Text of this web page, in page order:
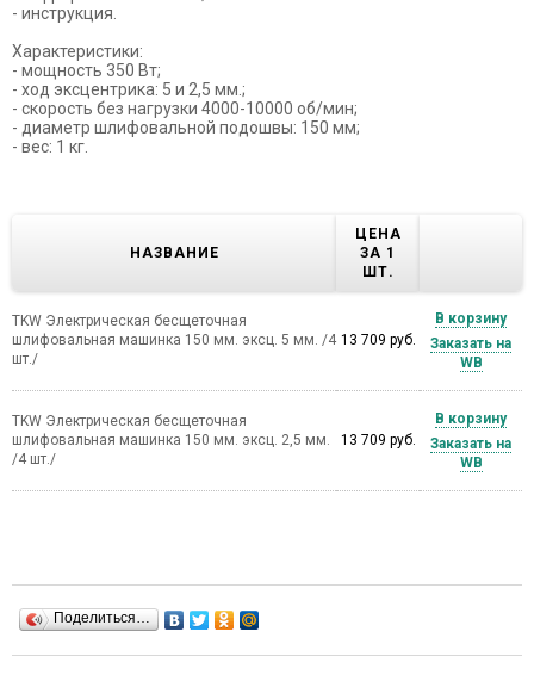
- инструкция.
Характеристики:
- мощность 350 Вт;
- ход эксцентрика: 5 и 2,5 мм.;
- скорость без нагрузки 4000-10000 об/мин;
- диаметр шлифовальной подошвы: 150 мм;
- вес: 1 кг.
НАЗВАНИЕ
ЦЕНА
ЗА 1
ШТ.
TKW Электрическая бесщеточная
шлифовальная машинка 150 мм. эксц. 5 мм. /4
шт./
13 709 руб.
В корзину
Заказать на
WB
TKW Электрическая бесщеточная
шлифовальная машинка 150 мм. эксц. 2,5 мм.
/4 шт./
13 709 руб.
В корзину
Заказать на
WB
Поделиться…